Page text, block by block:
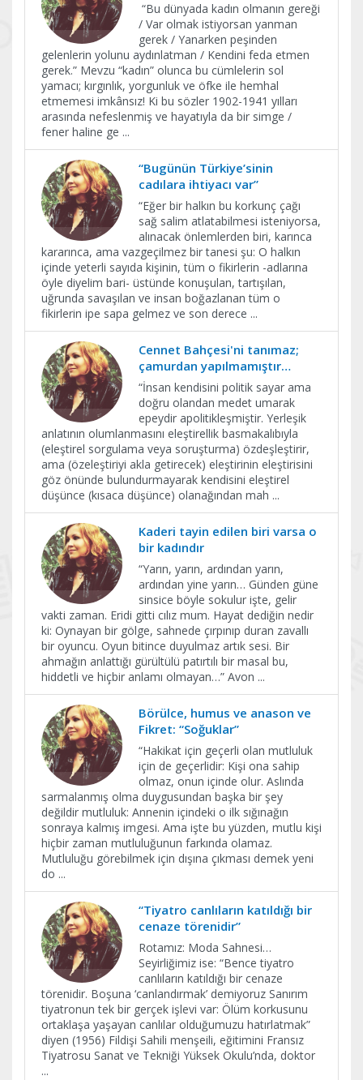
“Bu dünyada kadın olmanın gereği
/ Var olmak istiyorsan yanman
gerek / Yanarken peşinden
gelenlerin yolunu aydınlatman / Kendini feda etmen
gerek.” Mevzu “kadın” olunca bu cümlelerin sol
yamacı; kırgınlık, yorgunluk ve öfke ile hemhal
etmemesi imkânsız! Ki bu sözler 1902-1941 yılları
arasında nefeslenmiş ve hayatıyla da bir simge /
fener haline ge ...
“Bugünün Türkiye’sinin
cadılara ihtiyacı var”
​“Eğer bir halkın bu korkunç çağı
sağ salim atlatabilmesi isteniyorsa,
alınacak önlemlerden biri, karınca
kararınca, ama vazgeçilmez bir tanesi şu: O halkın
içinde yeterli sayıda kişinin, tüm o fikirlerin -adlarına
öyle diyelim bari- üstünde konuşulan, tartışılan,
uğrunda savaşılan ve insan boğazlanan tüm o
fikirlerin ipe sapa gelmez ve son derece ...
Cennet Bahçesi'ni tanımaz;
çamurdan yapılmamıştır…
​“İnsan kendisini politik sayar ama
doğru olandan medet umarak
epeydir apolitikleşmiştir. Yerleşik
anlatının olumlanmasını eleştirellik basmakalıbıyla
(eleştirel sorgulama veya soruşturma) özdeşleştirir,
ama (özeleştiriyi akla getirecek) eleştirinin eleştirisini
göz önünde bulundurmayarak kendisini eleştirel
düşünce (kısaca düşünce) olanağından mah ...
Kaderi tayin edilen biri varsa o
bir kadındır
“Yarın, yarın, ardından yarın,
ardından yine yarın… Günden güne
sinsice böyle sokulur işte, gelir
vakti zaman. Eridi gitti cılız mum. Hayat dediğin nedir
ki: Oynayan bir gölge, sahnede çırpınıp duran zavallı
bir oyuncu. Oyun bitince duyulmaz artık sesi. Bir
ahmağın anlattığı gürültülü patırtılı bir masal bu,
hiddetli ve hiçbir anlamı olmayan…” Avon ...
Börülce, humus ve anason ve
Fikret: “Soğuklar”
“Hakikat için geçerli olan mutluluk
için de geçerlidir: Kişi ona sahip
olmaz, onun içinde olur. Aslında
sarmalanmış olma duygusundan başka bir şey
değildir mutluluk: Annenin içindeki o ilk sığınağın
sonraya kalmış imgesi. Ama işte bu yüzden, mutlu kişi
hiçbir zaman mutluluğunun farkında olamaz.
Mutluluğu görebilmek için dışına çıkması demek yeni
do ...
“Tiyatro canlıların katıldığı bir
cenaze törenidir”
Rotamız: Moda Sahnesi…
Seyirliğimiz ise: “Bence tiyatro
canlıların katıldığı bir cenaze
törenidir. Boşuna ‘canlandırmak’ demiyoruz Sanırım
tiyatronun tek bir gerçek işlevi var: Ölüm korkusunu
ortaklaşa yaşayan canlılar olduğumuzu hatırlatmak”
diyen (1956) Fildişi Sahili menşeili, eğitimini Fransız
Tiyatrosu Sanat ve Tekniği Yüksek Okulu’nda, doktor
...